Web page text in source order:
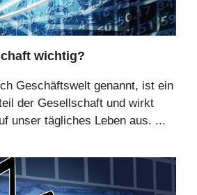
wichtig?
Geschäftswelt genannt, ist ein
der Gesellschaft und wirkt
unser tägliches Leben aus. ...